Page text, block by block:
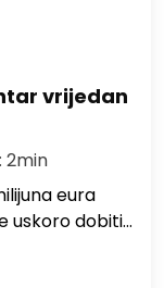
vrijedan
2min
eura
uskoro dobiti…